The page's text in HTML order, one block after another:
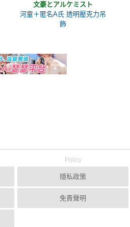
文豪とアルケミスト
河童＋匿名A氏 透明壓克力吊
飾
Policy
隱私政策
免責聲明